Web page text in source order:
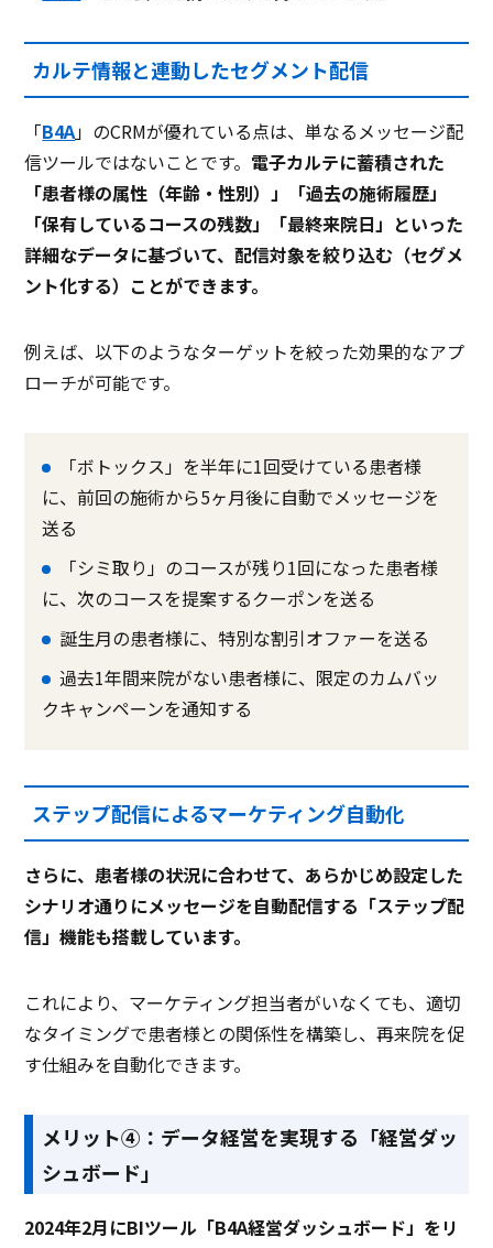
カルテ情報と連動したセグメント配信
「B4A」のCRMが優れている点は、単なるメッセージ配
信ツールではないことです。 電子カルテに蓄積された
「患者様の属性（年齢・性別）」「過去の施術履歴」
「保有しているコースの残数」「最終来院日」といった
詳細なデータに基づいて、配信対象を絞り込む（セグメ
ント化する）ことができます。
例えば、以下のようなターゲットを絞った効果的なアプ
ローチが可能です。
「ボトックス」を半年に1回受けている患者様
に、前回の施術から5ヶ月後に自動でメッセージを
送る
「シミ取り」のコースが残り1回になった患者様
に、次のコースを提案するクーポンを送る
誕生月の患者様に、特別な割引オファーを送る
過去1年間来院がない患者様に、限定のカムバッ
クキャンペーンを通知する
ステップ配信によるマーケティング自動化
さらに、患者様の状況に合わせて、あらかじめ設定した
シナリオ通りにメッセージを自動配信する「ステップ配
信」機能も搭載しています。
これにより、マーケティング担当者がいなくても、適切
なタイミングで患者様との関係性を構築し、再来院を促
す仕組みを自動化できます。
メリット④：データ経営を実現する「経営ダッ
シュボード」
2024年2月にBIツール「B4A経営ダッシュボード」をリ